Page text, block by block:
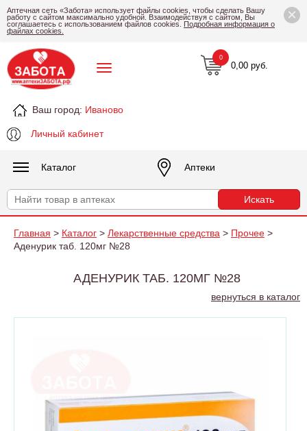
×
Аптечная сеть «Забота» использует файлы cookies, чтобы сделать Вашу
работу с сайтом максимально удобной. Взаимодействуя с сайтом, Вы
соглашаетесь с использованием файлов cookies. Подробная информация о
файлах cookies.
Ваш город: Иваново
Личный кабинет
0,00 руб.
0
Каталог Аптеки
Главная > Каталог > Лекарственные средства > Прочее >
Аденурик таб. 120мг №28
АДЕНУРИК ТАБ. 120МГ №28
вернуться в каталог